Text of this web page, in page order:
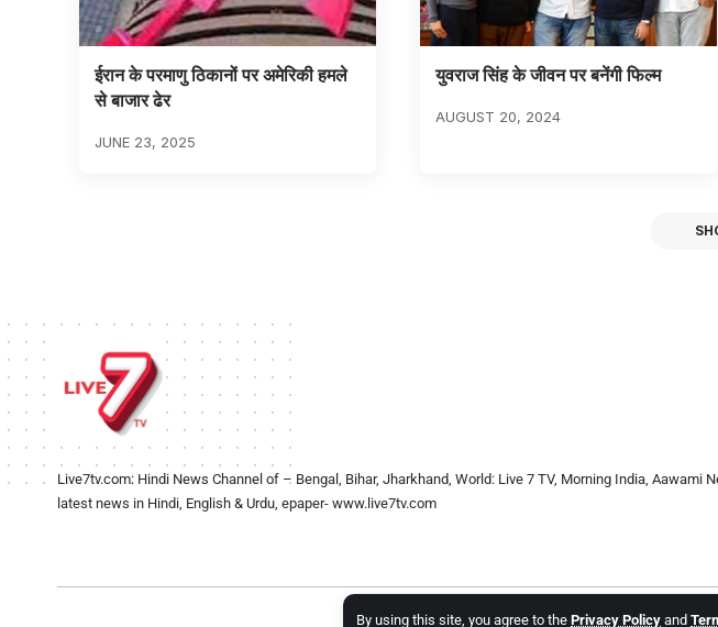
By using this site, you agree to the Privacy Policy and
ईरान के परमाणु ठिकानों पर अमेरिकी हमले
से बाजार ढेर
JUNE 23, 2025
युवराज सिंह के जीवन पर बनेंगी फिल्म
AUGUST 20, 2024
Live7tv.com: Hindi News Channel of – Bengal, Bihar, Jharkhand, World: Live 7 TV, Morning India, Aawami
latest news in Hindi, English & Urdu, epaper- www.live7tv.com
2024- All Rights Reserved.Live 7 tv. Website